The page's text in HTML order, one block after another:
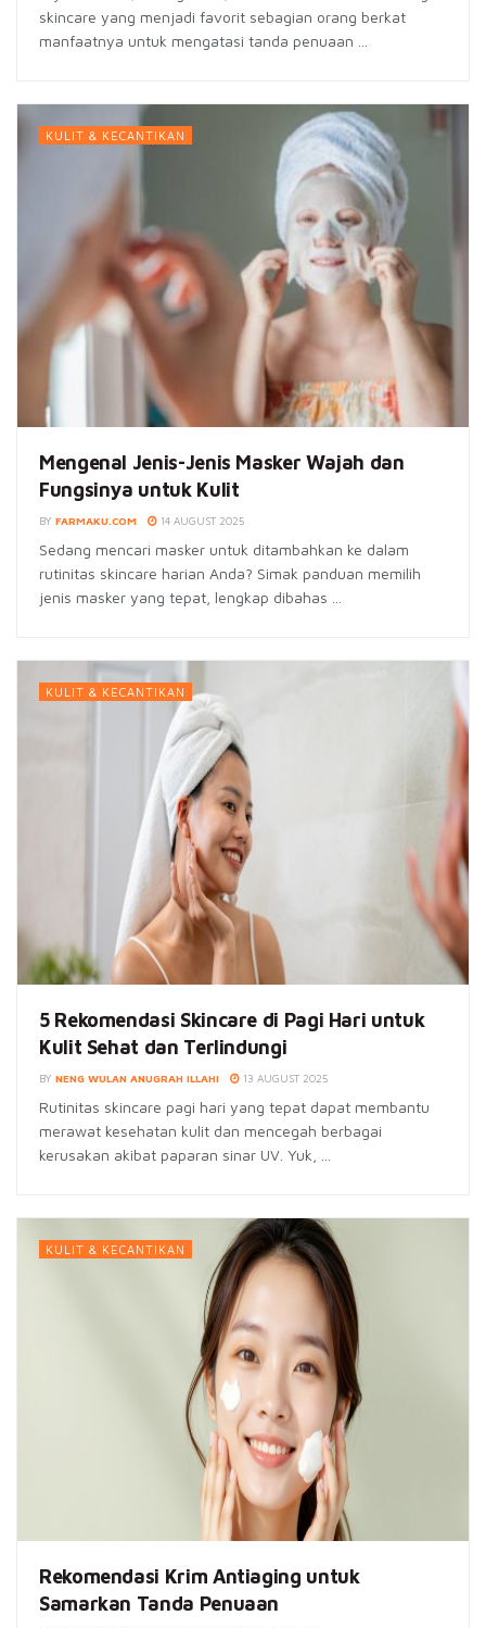
skincare yang menjadi favorit sebagian orang berkat
manfaatnya untuk mengatasi tanda penuaan ...
KULIT & KECANTIKAN
Mengenal Jenis-Jenis Masker Wajah dan
Fungsinya untuk Kulit
BY FARMAKU.COM 14 AUGUST 2025
Sedang mencari masker untuk ditambahkan ke dalam
rutinitas skincare harian Anda? Simak panduan memilih
jenis masker yang tepat, lengkap dibahas ...
KULIT & KECANTIKAN
5 Rekomendasi Skincare di Pagi Hari untuk
Kulit Sehat dan Terlindungi
BY NENG WULAN ANUGRAH ILLAHI 13 AUGUST 2025
Rutinitas skincare pagi hari yang tepat dapat membantu
merawat kesehatan kulit dan mencegah berbagai
kerusakan akibat paparan sinar UV. Yuk, ...
KULIT & KECANTIKAN
Rekomendasi Krim Antiaging untuk
Samarkan Tanda Penuaan